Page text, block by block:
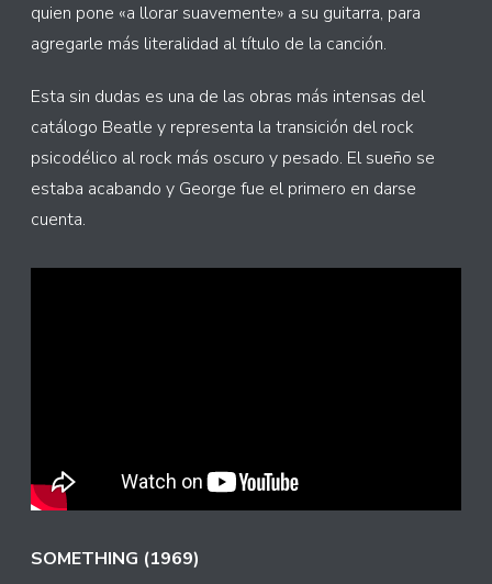
quien pone «a llorar suavemente» a su guitarra, para
agregarle más literalidad al título de la canción.
Esta sin dudas es una de las obras más intensas del
catálogo Beatle y representa la transición del rock
psicodélico al rock más oscuro y pesado. El sueño se
estaba acabando y George fue el primero en darse
cuenta.
SOMETHING (1969)